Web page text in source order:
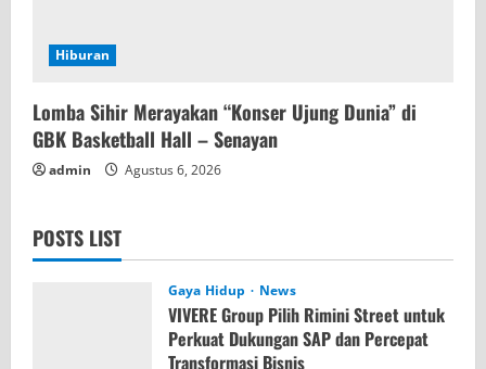
Hiburan
Lomba Sihir Merayakan “Konser Ujung Dunia” di
GBK Basketball Hall – Senayan
admin Agustus 6, 2026
POSTS LIST
Gaya Hidup News
VIVERE Group Pilih Rimini Street untuk
Perkuat Dukungan SAP dan Percepat
Transformasi Bisnis